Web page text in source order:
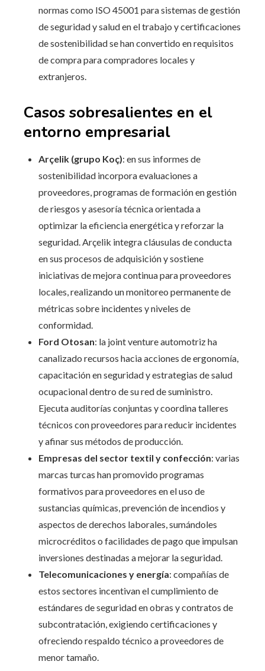
normas como ISO 45001 para sistemas de gestión
de seguridad y salud en el trabajo y certificaciones
de sostenibilidad se han convertido en requisitos
de compra para compradores locales y
extranjeros.
Casos sobresalientes en el
entorno empresarial
Arçelik (grupo Koç): en sus informes de
sostenibilidad incorpora evaluaciones a
proveedores, programas de formación en gestión
de riesgos y asesoría técnica orientada a
optimizar la eficiencia energética y reforzar la
seguridad. Arçelik integra cláusulas de conducta
en sus procesos de adquisición y sostiene
iniciativas de mejora continua para proveedores
locales, realizando un monitoreo permanente de
métricas sobre incidentes y niveles de
conformidad.
Ford Otosan: la joint venture automotriz ha
canalizado recursos hacia acciones de ergonomía,
capacitación en seguridad y estrategias de salud
ocupacional dentro de su red de suministro.
Ejecuta auditorías conjuntas y coordina talleres
técnicos con proveedores para reducir incidentes
y afinar sus métodos de producción.
Empresas del sector textil y confección: varias
marcas turcas han promovido programas
formativos para proveedores en el uso de
sustancias químicas, prevención de incendios y
aspectos de derechos laborales, sumándoles
microcréditos o facilidades de pago que impulsan
inversiones destinadas a mejorar la seguridad.
Telecomunicaciones y energía: compañías de
estos sectores incentivan el cumplimiento de
estándares de seguridad en obras y contratos de
subcontratación, exigiendo certificaciones y
ofreciendo respaldo técnico a proveedores de
menor tamaño.